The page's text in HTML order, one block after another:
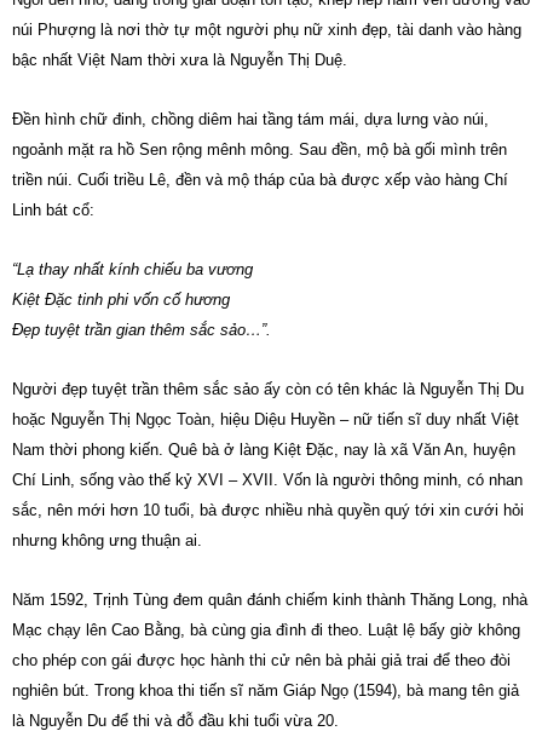
núi Phượng là nơi thờ tự một người phụ nữ xinh đẹp, tài danh vào hàng
bậc nhất Việt Nam thời xưa là Nguyễn Thị Duệ.
Đền hình chữ đinh, chồng diêm hai tầng tám mái, dựa lưng vào núi,
ngoảnh mặt ra hồ Sen rộng mênh mông. Sau đền, mộ bà gối mình trên
triền núi. Cuối triều Lê, đền và mộ tháp của bà được xếp vào hàng Chí
Linh bát cổ:
“Lạ thay nhất kính chiếu ba vương
Kiệt Đặc tinh phi vốn cố hương
Đẹp tuyệt trần gian thêm sắc sảo…”.
Người đẹp tuyệt trần thêm sắc sảo ấy còn có tên khác là Nguyễn Thị Du
hoặc Nguyễn Thị Ngọc Toàn, hiệu Diệu Huyền – nữ tiến sĩ duy nhất Việt
Nam thời phong kiến. Quê bà ở làng Kiệt Đặc, nay là xã Văn An, huyện
Chí Linh, sống vào thế kỷ XVI – XVII. Vốn là người thông minh, có nhan
sắc, nên mới hơn 10 tuổi, bà được nhiều nhà quyền quý tới xin cưới hỏi
nhưng không ưng thuận ai.
Năm 1592, Trịnh Tùng đem quân đánh chiếm kinh thành Thăng Long, nhà
Mạc chạy lên Cao Bằng, bà cùng gia đình đi theo. Luật lệ bấy giờ không
cho phép con gái được học hành thi cử nên bà phải giả trai để theo đòi
nghiên bút. Trong khoa thi tiến sĩ năm Giáp Ngọ (1594), bà mang tên giả
là Nguyễn Du để thi và đỗ đầu khi tuổi vừa 20.